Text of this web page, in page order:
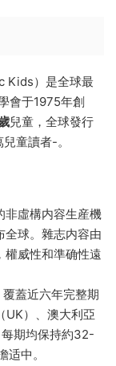
Kids）是全球最
會于1975年創
兒童，全球發行
兒童讀者-。
非虛構内容生産機
全球。雜志内容由
權威性和準确性遠
蓋近六年完整期
UK）、澳大利亞
期均保持約32-
中。